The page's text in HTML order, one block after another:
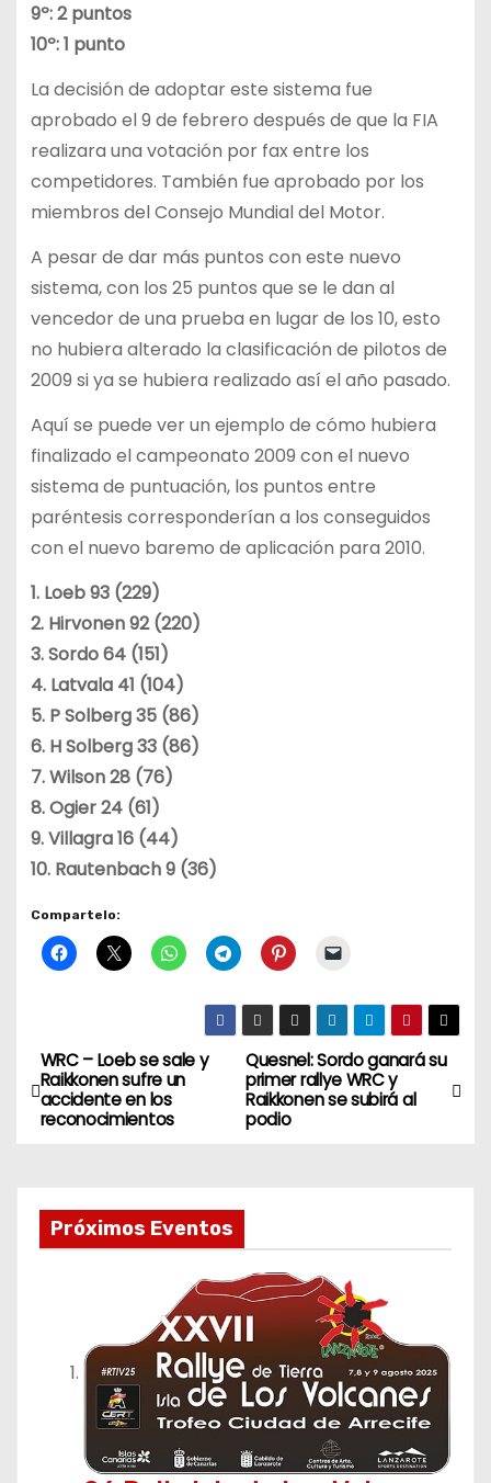
9º: 2 puntos
10º: 1 punto
La decisión de adoptar este sistema fue
aprobado el 9 de febrero después de que la FIA
realizara una votación por fax entre los
competidores. También fue aprobado por los
miembros del Consejo Mundial del Motor.
A pesar de dar más puntos con este nuevo
sistema, con los 25 puntos que se le dan al
vencedor de una prueba en lugar de los 10, esto
no hubiera alterado la clasificación de pilotos de
2009 si ya se hubiera realizado así el año pasado.
Aquí se puede ver un ejemplo de cómo hubiera
finalizado el campeonato 2009 con el nuevo
sistema de puntuación, los puntos entre
paréntesis corresponderían a los conseguidos
con el nuevo baremo de aplicación para 2010.
1. Loeb 93 (229)
2. Hirvonen 92 (220)
3. Sordo 64 (151)
4. Latvala 41 (104)
5. P Solberg 35 (86)
6. H Solberg 33 (86)
7. Wilson 28 (76)
8. Ogier 24 (61)
9. Villagra 16 (44)
10. Rautenbach 9 (36)
Compartelo:
N
a
e
g
Quesnel: Sordo ganará su
primer rallye WRC y
Raikkonen se subirá al
podio
WRC – Loeb se sale y
Raikkonen sufre un
accidente en los
reconocimientos
Próximos Eventos